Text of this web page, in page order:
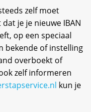
zelf moet
je je nieuwe IBAN
op een speciaal
bekende of instelling
overboekt of
zelf informeren
kun je